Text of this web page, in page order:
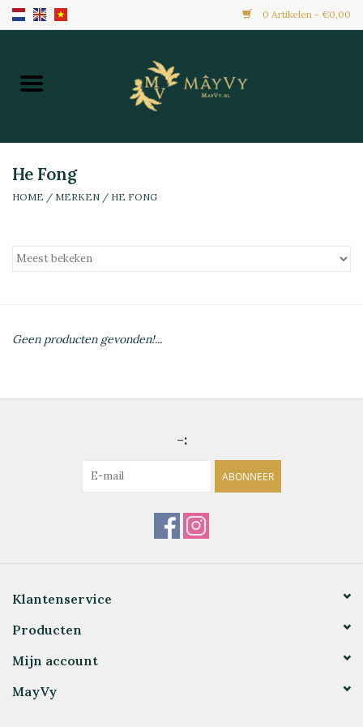
0 Artikelen - €0,00
Home
Nieuw Binnen
Alle Producten
He Fong
HOME / MERKEN / HE FONG
Geen producten gevonden!...
-:
ABONNEER
Klantenservice
Producten
Mijn account
MayVy